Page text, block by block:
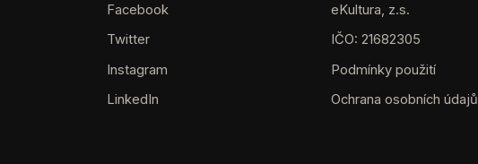
Facebook
Twitter
Instagram
LinkedIn
eKultura, z.s.
IČO: 21682305
Podmínky použití
Ochrana osobních údajů